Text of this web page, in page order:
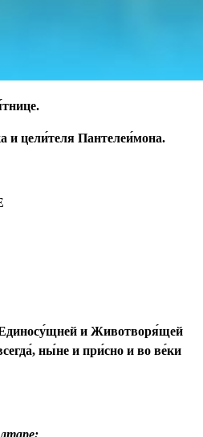
и цели́теля Пантелеи́мона.
и Животворя́щей
ны́не и при́сно и во ве́ки